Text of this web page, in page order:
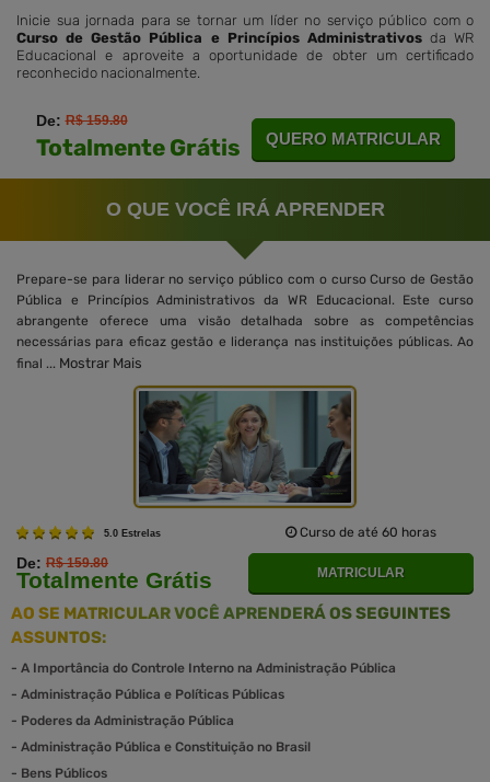
Inicie sua jornada para se tornar um líder no serviço público com o
Curso de Gestão Pública e Princípios Administrativosda WR
Educacional e aproveite a oportunidade de obter um certificado
reconhecido nacionalmente.
De:R$ 159.80
Totalmente Grátis QUERO MATRICULAR
O QUE VOCÊ IRÁ APRENDER
Prepare-se para liderar no serviço público com o curso Curso de Gestão
Pública e Princípios Administrativos da WR Educacional. Este curso
abrangente oferece uma visão detalhada sobre as competências
necessárias para eficaz gestão e liderança nas instituições públicas. Ao
final ... Mostrar Mais
5.0 Estrelas Curso de até 60 horas
De: R$ 159.80
Totalmente Grátis MATRICULAR
AO SE MATRICULAR VOCÊ APRENDERÁ OS SEGUINTES
ASSUNTOS:
- A Importância do Controle Interno na Administração Pública
- Administração Pública e Políticas Públicas
- Poderes da Administração Pública
- Administração Pública e Constituição no Brasil
- Bens Públicos